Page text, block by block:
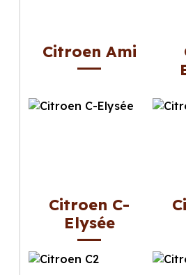
Citroen Ami
Citroen C-
Elysée